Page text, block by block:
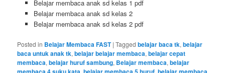
Belajar membaca anak sd kelas 1 pdf
Belajar membaca anak sd kelas 2
Belajar membaca anak sd kelas 2 pdf
Posted in Belajar Membaca FAST |Tagged belajar baca tk,belajar
baca untuk anak tk,belajar belajar membaca,belajar cepat
membaca,belajar huruf sambung, Belajar membaca,belajar